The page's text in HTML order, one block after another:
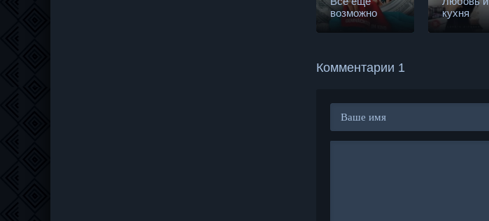
возможно
кухня
Комментарии 1